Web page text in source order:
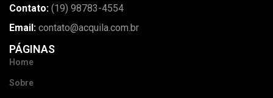
Contato: (19) 98783-4554
Email: contato@acquila.com.br
PÁGINAS
Home
Sobre